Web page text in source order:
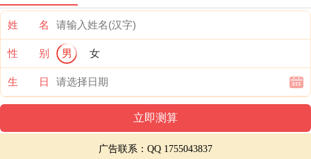
姓 名
性 别 男 女
生 日
广告联系：QQ 1755043837